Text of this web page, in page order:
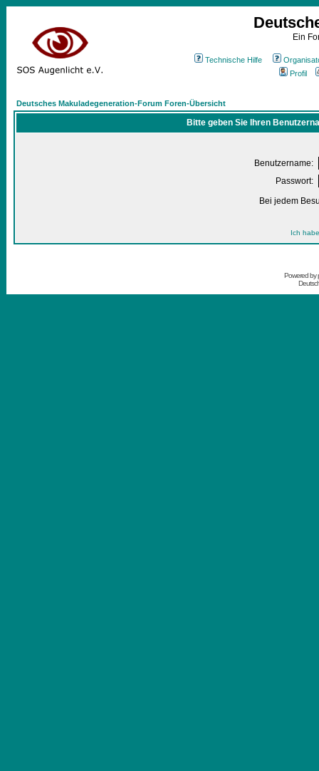
Ein
Technische Hilfe
Profil
Deutsches Makuladegeneration-Forum Foren-Übersicht
Bitte geben Sie Ihren
Benutzername:
Passwort:
Bei jedem
Ich
Powered by